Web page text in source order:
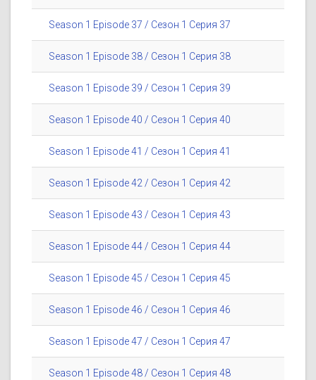
Season 1 Episode 37 / Сезон 1 Серия 37
Season 1 Episode 38 / Сезон 1 Серия 38
Season 1 Episode 39 / Сезон 1 Серия 39
Season 1 Episode 40 / Сезон 1 Серия 40
Season 1 Episode 41 / Сезон 1 Серия 41
Season 1 Episode 42 / Сезон 1 Серия 42
Season 1 Episode 43 / Сезон 1 Серия 43
Season 1 Episode 44 / Сезон 1 Серия 44
Season 1 Episode 45 / Сезон 1 Серия 45
Season 1 Episode 46 / Сезон 1 Серия 46
Season 1 Episode 47 / Сезон 1 Серия 47
Season 1 Episode 48 / Сезон 1 Серия 48